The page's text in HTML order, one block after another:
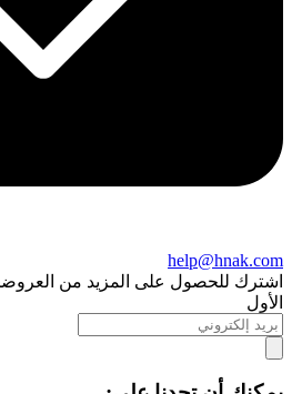
help@hnak.com
اشترك للحصول على المزيد من العروض
الأول